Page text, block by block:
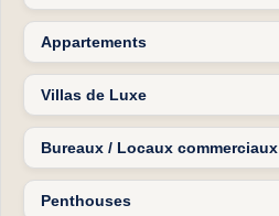
Appartements
Villas de Luxe
Bureaux / Locaux commerciaux
Penthouses